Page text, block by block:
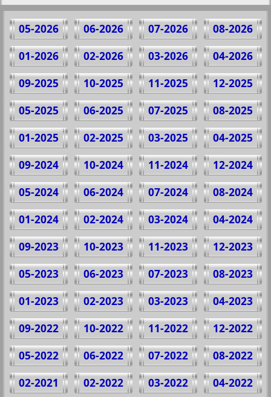
08-2026
07-2026
06-2026
05-2026
04-2026
03-2026
02-2026
01-2026
12-2025
11-2025
10-2025
09-2025
08-2025
07-2025
06-2025
05-2025
04-2025
03-2025
02-2025
01-2025
12-2024
11-2024
10-2024
09-2024
08-2024
07-2024
06-2024
05-2024
04-2024
03-2024
02-2024
01-2024
12-2023
11-2023
10-2023
09-2023
08-2023
07-2023
06-2023
05-2023
04-2023
03-2023
02-2023
01-2023
12-2022
11-2022
10-2022
09-2022
08-2022
07-2022
06-2022
05-2022
04-2022
03-2022
02-2022
02-2021